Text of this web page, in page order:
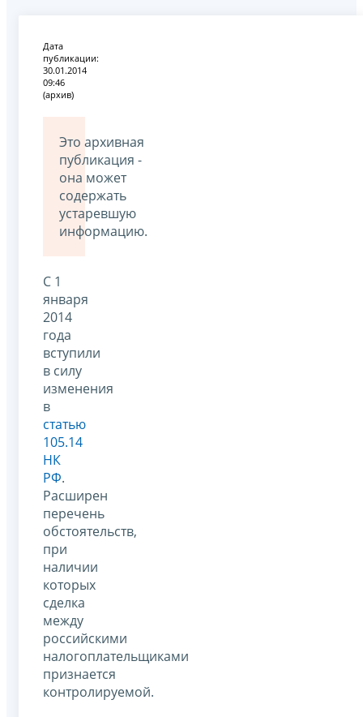
Дата
публикации:
30.01.2014
09:46
(архив)
Это архивная
публикация -
она может
содержать
устаревшую
информацию.
С 1
января
2014
года
вступили
в силу
изменения
в
статью
105.14
НК
РФ.
Расширен
перечень
обстоятельств,
при
наличии
которых
сделка
между
российскими
налогоплательщиками
признается
контролируемой.